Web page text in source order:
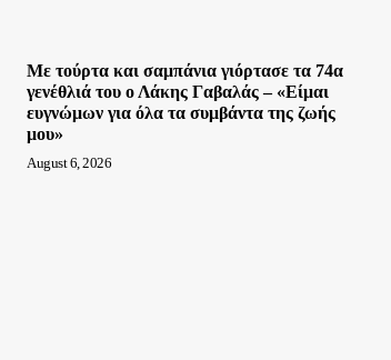
Με τούρτα και σαμπάνια γιόρτασε τα 74α
γενέθλιά του ο Λάκης Γαβαλάς – «Είμαι
ευγνώμων για όλα τα συμβάντα της ζωής
μου»
August 6, 2026